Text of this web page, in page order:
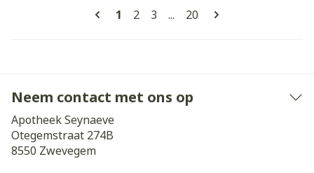
Pagina's
U lees momenteel pagina
1 Pagina
2 Pagina
3 ... Pagina
20
Neem contact met ons op
Apotheek Seynaeve
Otegemstraat 274B
8550 Zwevegem